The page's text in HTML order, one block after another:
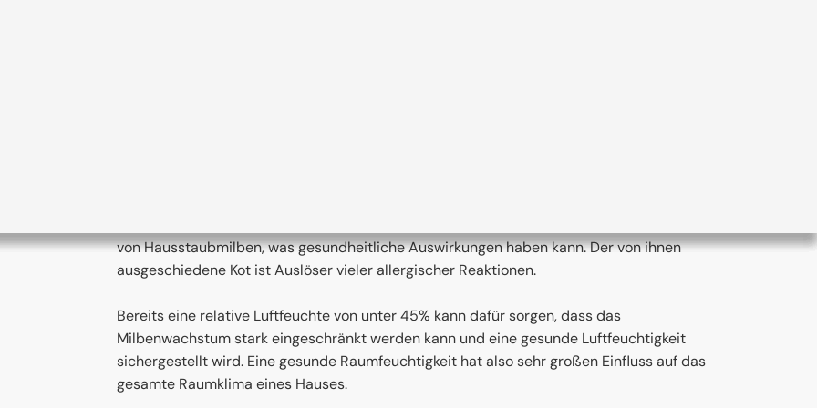
von Hausstaubmilben, was gesundheitliche Auswirkungen haben kann. Der von ihnen
ausgeschiedene Kot ist Auslöser vieler allergischer Reaktionen.
Bereits eine relative Luftfeuchte von unter 45% kann dafür sorgen, dass das
Milbenwachstum stark eingeschränkt werden kann und eine gesunde Luftfeuchtigkeit
sichergestellt wird. Eine gesunde Raumfeuchtigkeit hat also sehr großen Einfluss auf das
gesamte Raumklima eines Hauses.